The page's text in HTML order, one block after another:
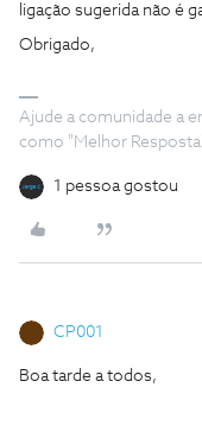
ligação sugerida não é
Obrigado,
Ajude a comunidade a
como "Melhor
1 pessoa gostou
CP001
Boa tarde a todos,